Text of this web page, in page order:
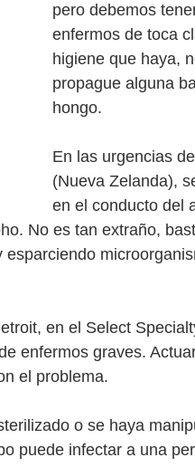
pero debemos
enfermos de toca
higiene que haya,
propague alguna
hongo.
En las urgencias
(Nueva Zelanda),
en el conducto del
No es tan extraño,
en el Select
enfermos graves.
el problema.
o se haya
puede infectar a una